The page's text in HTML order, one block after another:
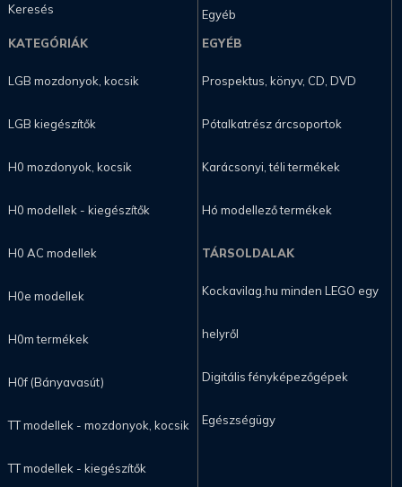
Keresés
Egyéb
KATEGÓRIÁK
LGB mozdonyok, kocsik
LGB kiegészítők
H0 mozdonyok, kocsik
H0 modellek - kiegészítők
H0 AC modellek
H0e modellek
H0m termékek
H0f (Bányavasút)
TT modellek - mozdonyok, kocsik
TT modellek - kiegészítők
EGYÉB
Prospektus, könyv, CD, DVD
Pótalkatrész árcsoportok
Karácsonyi, téli termékek
Hó modellező termékek
TÁRSOLDALAK
Kockavilag.hu minden LEGO egy
helyről
Digitális fényképezőgépek
Egészségügy